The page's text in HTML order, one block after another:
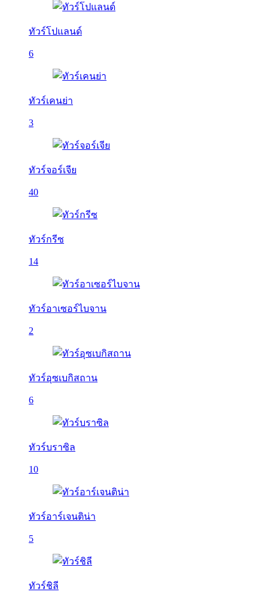
ทัวร์โปแลนด์
6
ทัวร์เคนย่า
3
ทัวร์จอร์เจีย
40
ทัวร์กรีซ
14
ทัวร์อาเซอร์ไบจาน
2
ทัวร์อุซเบกิสถาน
6
ทัวร์บราซิล
10
ทัวร์อาร์เจนติน่า
5
ทัวร์ชิลี